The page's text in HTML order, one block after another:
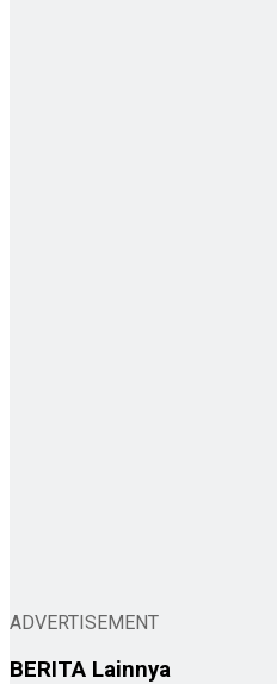
ADVERTISEMENT
BERITA Lainnya